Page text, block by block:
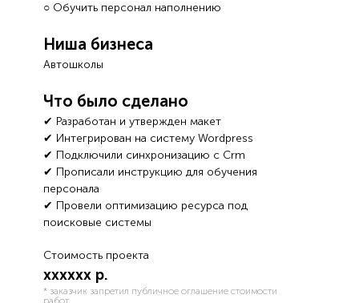
○ Обучить персонал наполнению
Ниша бизнеса
Автошколы
Что было сделано
✔ Разработан и утвержден макет
✔ Интегрирован на систему Wordpress
✔ Подключили синхронизацию с Crm
✔ Прописали инструкцию для обучения
персонала
✔ Провели оптимизацию ресурса под
поисковые системы
Стоимость проекта
хххххх р.
* заказчик запретил публичное оглашение стоимости
работ.